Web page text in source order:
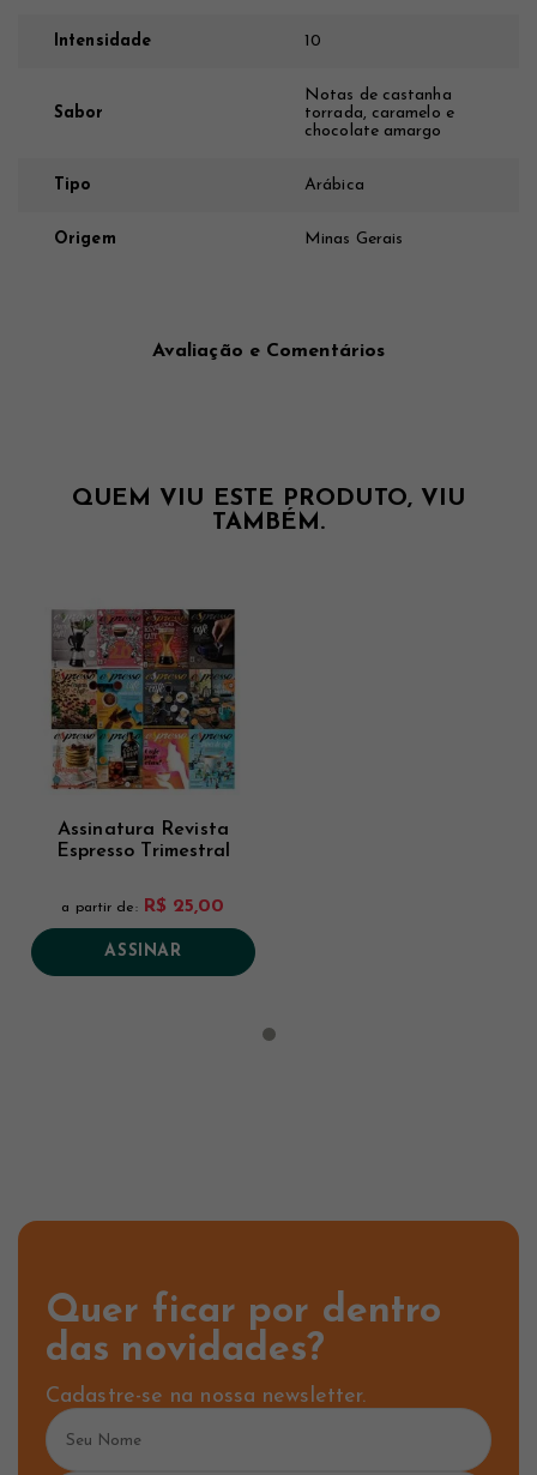
Intensidade 10
Sabor
Notas de castanha
torrada, caramelo e
chocolate amargo
Tipo Arábica
Origem Minas Gerais
Avaliação e Comentários
QUEM VIU ESTE PRODUTO, VIU
TAMBÉM.
Assinatura Revista
Espresso Trimestral
a partir de: R$ 25,00
ASSINAR
Quer ficar por dentro
das novidades?
Cadastre-se na nossa newsletter.